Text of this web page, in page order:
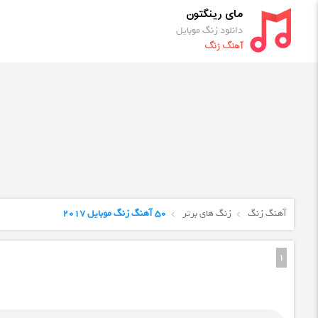
مای رینگتون
دانلود زنگ موبایل
آهنگ زنگ
آهنگ زنگ زنگ های برتر 50 آهنگ زنگ موبایل ۲۰۱۷
1